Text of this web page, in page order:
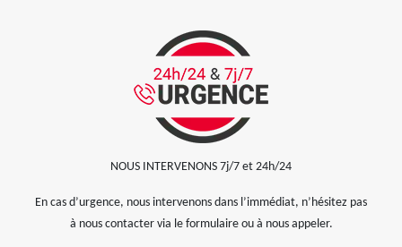
NOUS INTERVENONS 7j/7 et 24h/24
En cas d’urgence, nous intervenons dans l’immédiat, n’hésitez pas
à nous contacter via le formulaire ou à nous appeler.